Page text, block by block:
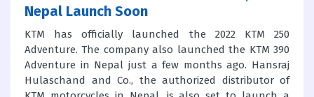
Nepal Launch Soon
KTM has officially launched the 2022 KTM 250
Adventure. The company also launched the KTM 390
Adventure in Nepal just a few months ago. Hansraj
Hulaschand and Co., the authorized distributor of